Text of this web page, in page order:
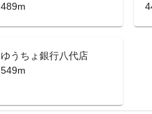
489m
ゆうちょ銀行八代店
549m